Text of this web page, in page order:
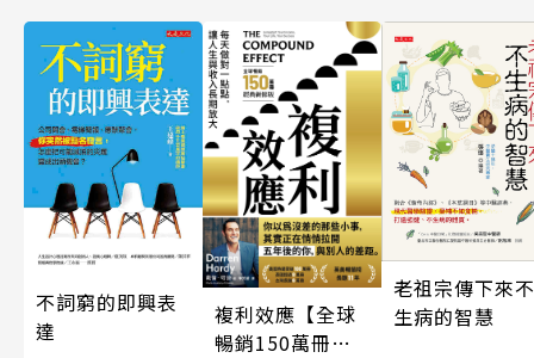
不詞窮的即興表
達
複利效應【全球
暢銷150萬冊・
老祖宗傳下來不
生病的智慧